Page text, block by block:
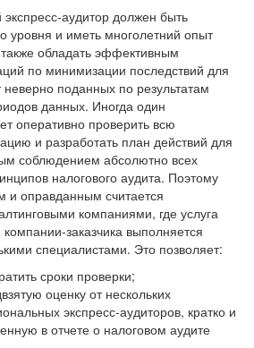
аудитор должен быть
уровня и иметь многолетний опыт
обладать эффективным
по минимизации последствий для
неверно поданных по результатам
данных. Иногда один
оперативно проверить всю
и разработать план действий для
соблюдением абсолютно всех
налогового аудита. Поэтому
и оправданным считается
компаниями, где услуга
заказчика выполняется
специалистами. Это позволяет:
сроки проверки;
оценку от нескольких
экспресс-аудиторов, кратко и
в отчете о налоговом аудите